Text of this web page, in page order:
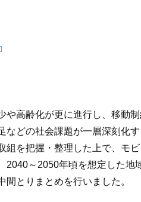
や高齢化が更に進行し、移動
などの社会課題が一層深刻化
組を把握・整理した上で、モ
2040～2050年頃を想定した地
とりまとめを行いました。